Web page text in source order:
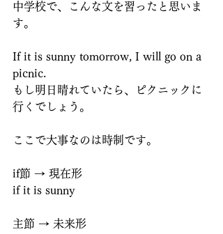
中学校で、こんな文を習ったと思いま
す。
If it is sunny tomorrow, I will go on a
picnic.
もし明日晴れていたら、ピクニックに
行くでしょう。
ここで大事なのは時制です。
if節 → 現在形
if it is sunny
主節 → 未来形